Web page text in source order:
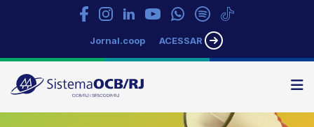
Jornal.coop ACESSAR
Sistema